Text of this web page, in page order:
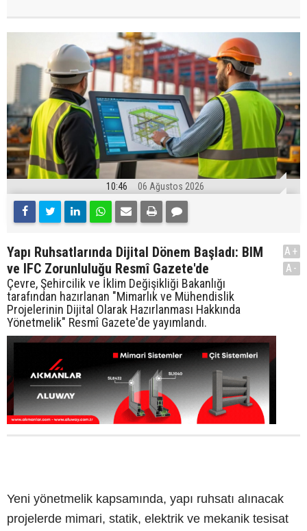
10:46 06 Ağustos 2026
Yapı Ruhsatlarında Dijital Dönem Başladı: BIM
ve IFC Zorunluluğu Resmî Gazete'de
Çevre, Şehircilik ve İklim Değişikliği Bakanlığı
tarafından hazırlanan "Mimarlık ve Mühendislik
Projelerinin Dijital Olarak Hazırlanması Hakkında
Yönetmelik" Resmî Gazete'de yayımlandı.
A+
A-
Yeni yönetmelik kapsamında, yapı ruhsatı alınacak
projelerde mimari, statik, elektrik ve mekanik tesisat